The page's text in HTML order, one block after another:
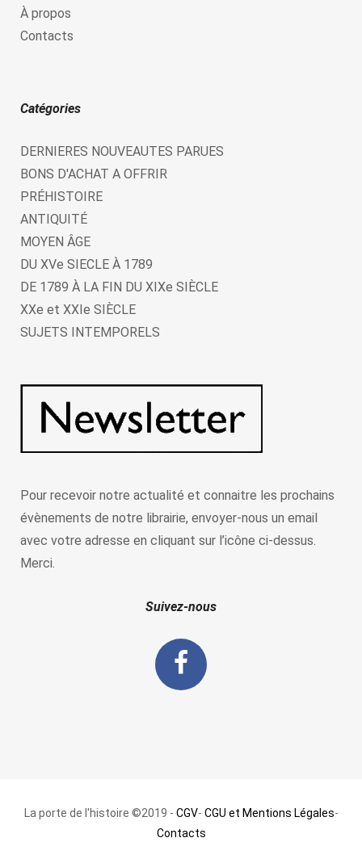
À propos
Contacts
Catégories
DERNIERES NOUVEAUTES PARUES
BONS D'ACHAT A OFFRIR
PRÉHISTOIRE
ANTIQUITÉ
MOYEN ÂGE
DU XVe SIECLE À 1789
DE 1789 À LA FIN DU XIXe SIÈCLE
XXe et XXIe SIÈCLE
SUJETS INTEMPORELS
Pour recevoir notre actualité et connaitre les prochains
évènements de notre librairie, envoyer-nous un email
avec votre adresse en cliquant sur l’icône ci-dessus.
Merci.
Suivez-nous
La porte de l'histoire ©2019 - CGV- CGU et Mentions Légales-
Contacts